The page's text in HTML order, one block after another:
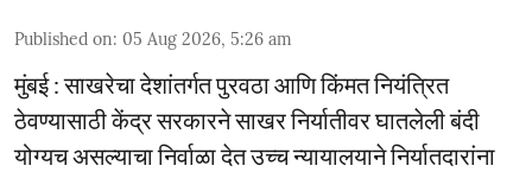
Published on: 05 Aug 2026, 5:26 am
मुंबई : साखरेचा देशांतर्गत पुरवठा आणि किंमत नियंत्रित
ठेवण्यासाठी केंद्र सरकारने साखर निर्यातीवर घातलेली बंदी
योग्यच असल्याचा निर्वाळा देत उच्च न्यायालयाने निर्यातदारांना